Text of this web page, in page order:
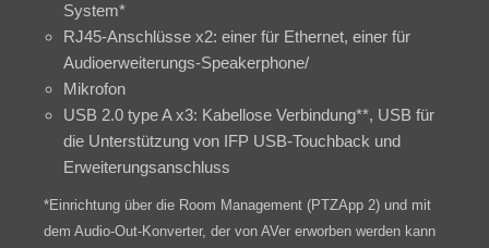
System*
RJ45-Anschlüsse x2: einer für Ethernet, einer für
Audioerweiterungs-Speakerphone/
Mikrofon
USB 2.0 type A x3: Kabellose Verbindung**, USB für
die Unterstützung von IFP USB-Touchback und
Erweiterungsanschluss
*Einrichtung über die Room Management (PTZApp 2) und mit
dem Audio-Out-Konverter, der von AVer erworben werden kann